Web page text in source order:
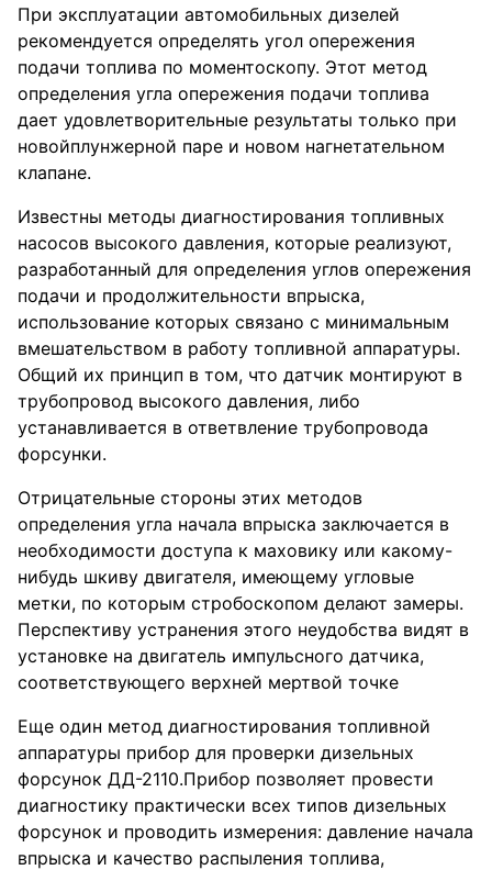
При эксплуатации автомобильных дизелей
рекомендуется определять угол опережения
подачи топлива по моментоскопу. Этот метод
определения угла опережения подачи топлива
дает удовлетворительные результаты только при
новойплунжерной паре и новом нагнетательном
клапане.
Известны методы диагностирования топливных
насосов высокого давления, которые реализуют,
разработанный для определения углов опережения
подачи и продолжительности впрыска,
использование которых связано с минимальным
вмешательством в работу топливной аппаратуры.
Общий их принцип в том, что датчик монтируют в
трубопровод высокого давления, либо
устанавливается в ответвление трубопровода
форсунки.
Отрицательные стороны этих методов
определения угла начала впрыска заключается в
необходимости доступа к маховику или какому-
нибудь шкиву двигателя, имеющему угловые
метки, по которым стробоскопом делают замеры.
Перспективу устранения этого неудобства видят в
установке на двигатель импульсного датчика,
соответствующего верхней мертвой точке
Еще один метод диагностирования топливной
аппаратуры прибор для проверки дизельных
форсунок ДД-2110.Прибор позволяет провести
диагностику практически всех типов дизельных
форсунок и проводить измерения: давление начала
впрыска и качество распыления топлива,